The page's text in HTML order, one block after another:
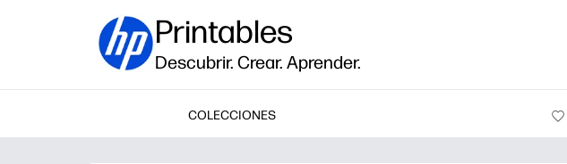
Printables
Descubrir. Crear. Aprender.
COLECCIONES